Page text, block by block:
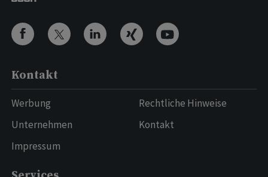
Kontakt
Werbung
Unternehmen
Impressum
Rechtliche Hinweise
Kontakt